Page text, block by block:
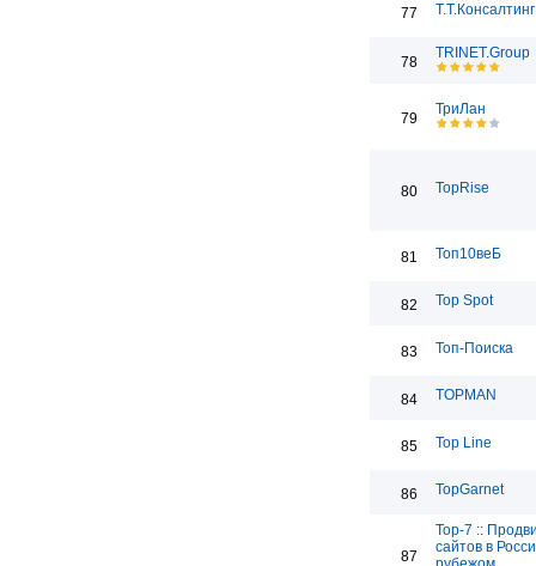
77 Т.Т.Консалтинг
78
TRINET.Group
79
ТриЛан
80 TopRise
81 Топ10веБ
82 Top Spot
83 Топ-Поиска
84 TOPMAN
85 Top Line
86 TopGarnet
87
Top-7 ::
сайтов в